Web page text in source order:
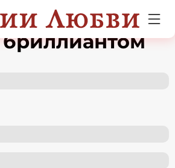
из красного
бриллиантом